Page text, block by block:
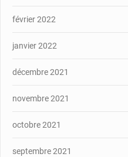
février 2022
janvier 2022
décembre 2021
novembre 2021
octobre 2021
septembre 2021